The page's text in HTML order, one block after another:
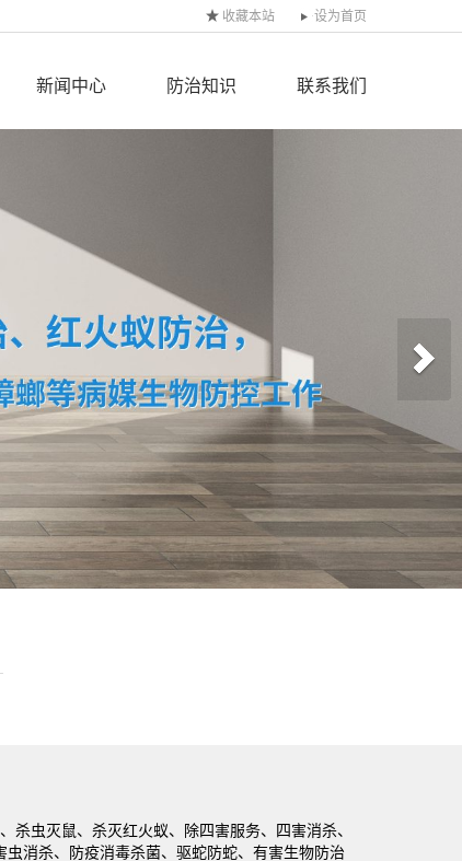
设为首页
收藏本站
新闻中心 防治知识 联系我们
杀虫灭鼠、杀灭红火蚁、除四害服务、四害消杀、
消杀、防疫消毒杀菌、驱蛇防蛇、有害生物防治